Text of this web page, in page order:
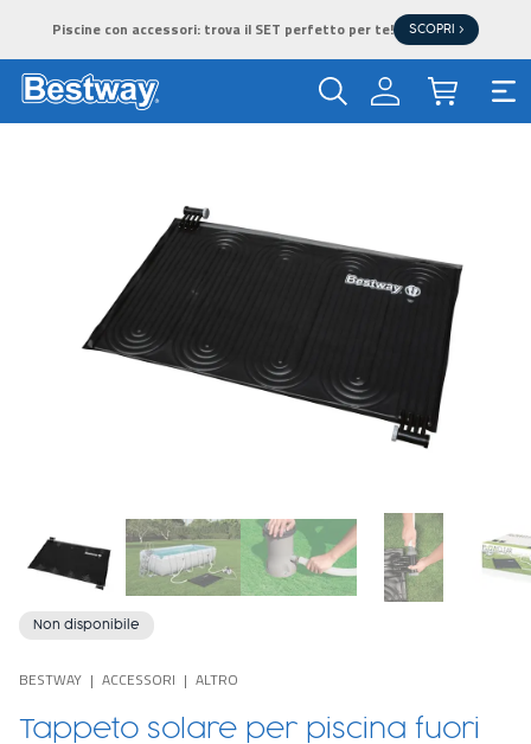
Piscine con accessori: trova il SET perfetto per te! SCOPRI >
Non disponibile
BESTWAY ACCESSORI ALTRO
Tappeto solare per piscina fuori